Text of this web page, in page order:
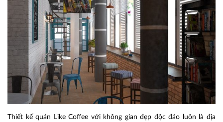
Thiết kế quán Like Coffee với không gian đẹp độc đáo luôn là địa